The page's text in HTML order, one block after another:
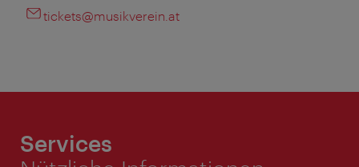
tickets@musikverein.at
Services